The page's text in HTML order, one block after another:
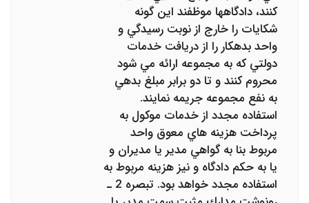
كنند، دادگاهها‌ موظفند اين گونه
شكايات را خارج از نوبت رسيدگي و
واحد بدهكار را از دريافت خدمات
دولتي كه به مجموعه ارائه مي ‌شود
محروم كنند و تا دو برابر‌ مبلغ بدهي
به نفع مجموعه جريمه نمايند.
استفاده مجدد از خدمات موكول به
پرداخت هزينه‌ هاي معوق واحد
مربوط بنا به گواهي مدير يا مديران و
يا به حكم دادگاه و نيز هزينه مربوط به
استفاده‌ مجدد خواهد بود. تبصره 2 ـ